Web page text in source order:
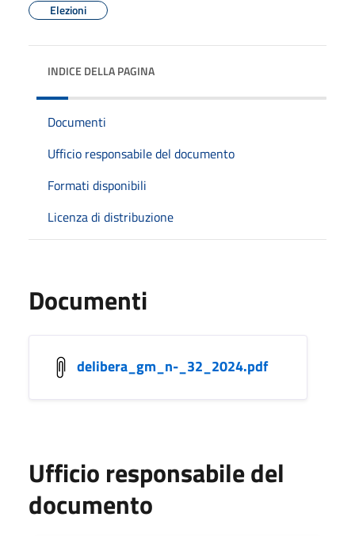
Elezioni
INDICE DELLA PAGINA
Documenti
Ufficio responsabile del documento
Formati disponibili
Licenza di distribuzione
Documenti
delibera_gm_n-_32_2024.pdf
Ufficio responsabile del
documento